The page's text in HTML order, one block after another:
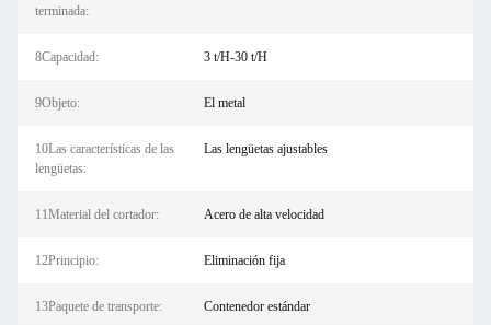
terminada:
8Capacidad: 3 t/H-30 t/H
9Objeto: El metal
10Las características de las
lengüetas:
Las lengüetas ajustables
11Material del cortador: Acero de alta velocidad
12Principio: Eliminación fija
13Paquete de transporte: Contenedor estándar